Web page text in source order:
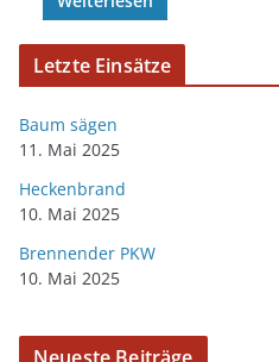
Letzte Einsätze
Baum sägen
11. Mai 2025
Heckenbrand
10. Mai 2025
Brennender PKW
10. Mai 2025